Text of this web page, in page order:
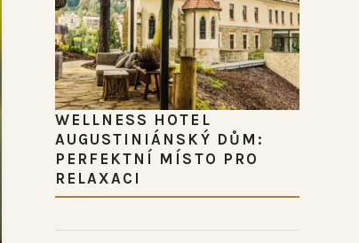
WELLNESS HOTEL
AUGUSTINIÁNSKÝ DŮM:
PERFEKTNÍ MÍSTO PRO
RELAXACI